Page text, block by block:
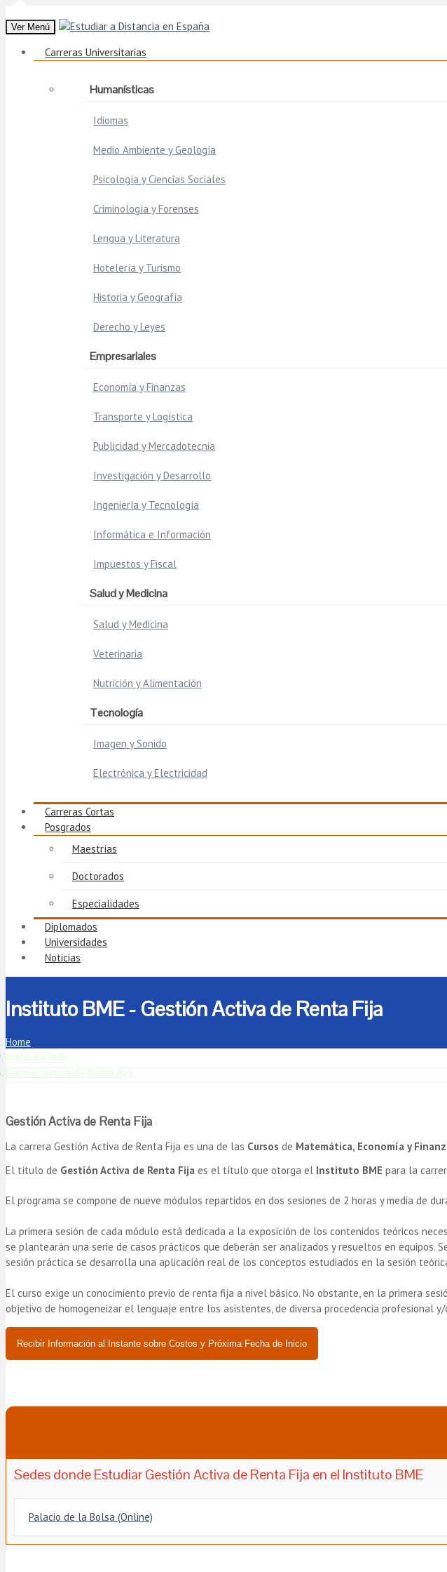
Ver Menú
Carreras Universitarias
Humanísticas
Idiomas
Medio Ambiente y Geología
Psicología y Ciencias Sociales
Criminología y Forenses
Lengua y Literatura
Hotelería y Turismo
Historia y Geografía
Derecho y Leyes
Empresariales
Economía y Finanzas
Transporte y Logística
Publicidad y Mercadotecnia
Investigación y Desarrollo
Ingeniería y Tecnología
Informática e Información
Impuestos y Fiscal
Salud y Medicina
Salud y Medicina
Veterinaria
Nutrición y Alimentación
Tecnología
Imagen y Sonido
Electrónica y Electricidad
Carreras Cortas
Posgrados
Maestrías
Doctorados
Especialidades
Diplomados
Universidades
Noticias
Instituto BME - Gestión Activa de Renta Fija
Home
Instituto BME
Gestión Activa de Renta Fija
Gestión Activa de Renta Fija
La carrera Gestión Activa de Renta Fija es una de las Cursos de Matemática, Economía y
El título de Gestión Activa de Renta Fija es el título que otorga el Instituto BME para la
El programa se compone de nueve módulos repartidos en dos sesiones de 2 horas y media de
La primera sesión de cada módulo está dedicada a la exposición de los contenidos teóricos
se plantearán una serie de casos prácticos que deberán ser analizados y resueltos en
sesión práctica se desarrolla una aplicación real de los conceptos estudiados en la sesión
El curso exige un conocimiento previo de renta fija a nivel básico. No obstante, en la primera
objetivo de homogeneizar el lenguaje entre los asistentes, de diversa procedencia profesional y/
Recibir Información al Instante sobre Costos y Próxima Fecha de Inicio
Sedes donde Estudiar Gestión Activa de Renta Fija en el Instituto BME
Palacio de la Bolsa (Online)